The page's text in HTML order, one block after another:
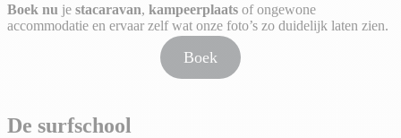
Boek nu je stacaravan, kampeerplaats of ongewone
accommodatie en ervaar zelf wat onze foto’s zo duidelijk laten zien.
Boek
De surfschool